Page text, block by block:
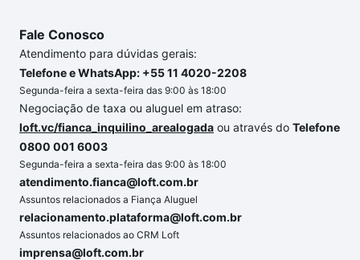
Fale Conosco
Atendimento para dúvidas gerais:
Telefone e WhatsApp: +55 11 4020-2208
Segunda-feira a sexta-feira das 9:00 às 18:00
Negociação de taxa ou aluguel em atraso:
loft.vc/fianca_inquilino_arealogada ou através do Telefone
0800 001 6003
Segunda-feira a sexta-feira das 9:00 às 18:00
atendimento.fianca@loft.com.br
Assuntos relacionados a Fiança Aluguel
relacionamento.plataforma@loft.com.br
Assuntos relacionados ao CRM Loft
imprensa@loft.com.br